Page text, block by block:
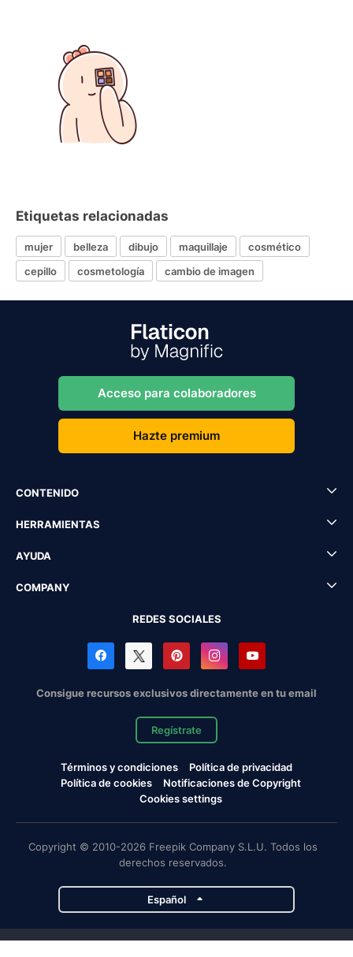
Etiquetas relacionadas
mujer belleza dibujo maquillaje
cosmético
cepillo
cosmetología cambio de imagen
Acceso para colaboradores
Hazte premium
CONTENIDO
HERRAMIENTAS
AYUDA
COMPANY
REDES SOCIALES
Consigue recursos exclusivos directamente en tu email
Regístrate
Términos y condiciones
Política de privacidad
Política de cookies
Notificaciones de Copyright
Cookies settings
Copyright © 2010-2026 Freepik Company S.L.U. Todos los
derechos reservados.
Español